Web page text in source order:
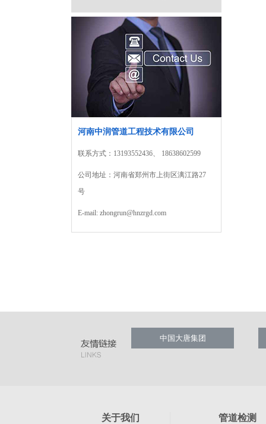
河南中润管道工程技术有限公司
联系方式：13193552436、 18638602599
公司地址：河南省郑州市上街区漓江路27
号
E-mail: zhongrun@hnzrgd.com
中国大唐集团
关于我们 管道检测